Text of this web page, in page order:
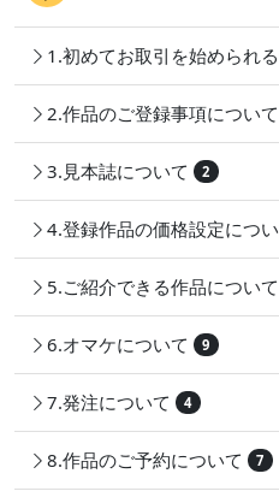
1.初めてお取引を始められ
2.作品のご登録事項について
3.見本誌について 2
4.登録作品の価格設定につ
5.ご紹介できる作品について
6.オマケについて 9
7.発注について 4
8.作品のご予約について 7